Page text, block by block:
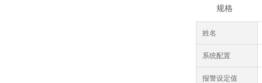
规格
姓名
系统配置
报警设定值